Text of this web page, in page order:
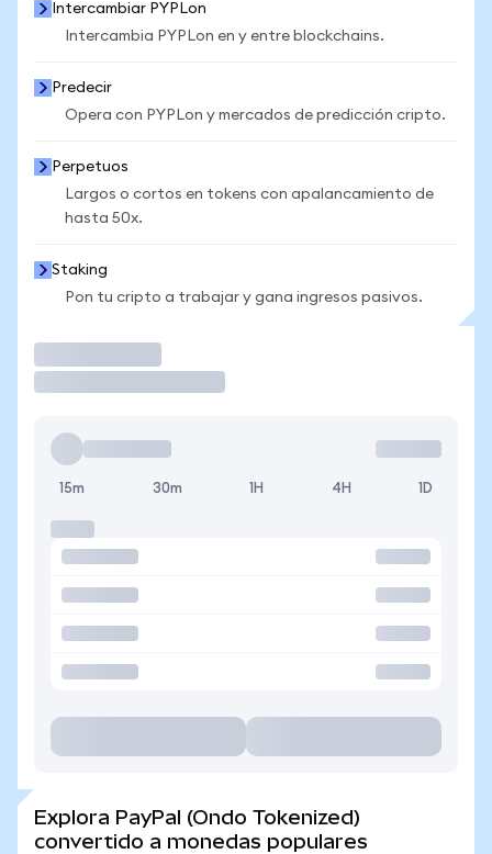
Intercambiar PYPLon
Intercambia PYPLon en y entre blockchains.
Predecir
Opera con PYPLon y mercados de predicción cripto.
Perpetuos
Largos o cortos en tokens con apalancamiento de
hasta 50x.
Staking
Pon tu cripto a trabajar y gana ingresos pasivos.
15m 30m 1H 4H 1D
Explora PayPal (Ondo Tokenized)
convertido a monedas populares